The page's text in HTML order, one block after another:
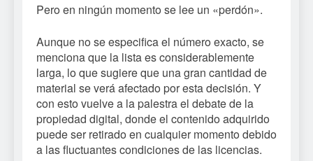
Pero en ningún momento se lee un «perdón».
Aunque no se especifica el número exacto, se
menciona que la lista es considerablemente
larga, lo que sugiere que una gran cantidad de
material se verá afectado por esta decisión. Y
con esto vuelve a la palestra el debate de la
propiedad digital, donde el contenido adquirido
puede ser retirado en cualquier momento debido
a las fluctuantes condiciones de las licencias.